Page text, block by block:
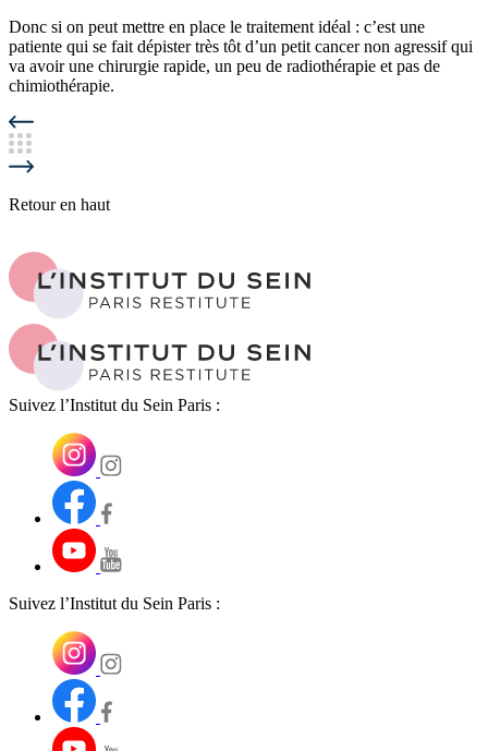
Donc si on peut mettre en place le traitement idéal : c’est une
patiente qui se fait dépister très tôt d’un petit cancer non agressif qui
va avoir une chirurgie rapide, un peu de radiothérapie et pas de
chimiothérapie.
Retour en haut
Suivez l’Institut du Sein Paris :
Suivez l’Institut du Sein Paris :